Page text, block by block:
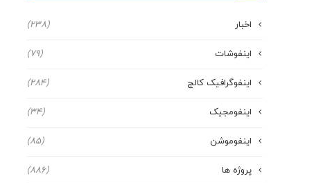
اخبار (238)
اینفوشات (79)
اینفوگرافیک کالج (284)
اینفومجیک (34)
اینفوموشن (85)
پروژه ها (886)